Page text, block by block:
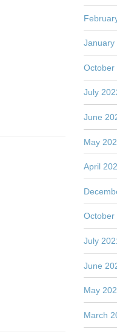
January
October
July
June
May
April
October
July
June
May
March